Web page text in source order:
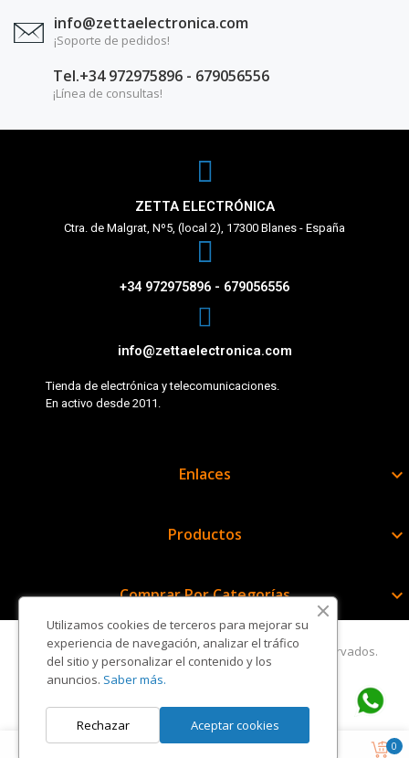
0
info@zettaelectronica.com
¡Soporte de pedidos!
Tel.+34 972975896 - 679056556
¡Línea de consultas!
ZETTA ELECTRÓNICA
Ctra. de Malgrat, Nº5, (local 2), 17300 Blanes - España
+34 972975896 - 679056556
info@zettaelectronica.com
Tienda de electrónica y telecomunicaciones.
En activo desde 2011.
Enlaces 
Productos 
Comprar Por Categorías 
Copyright © Zetta Electrónica. Todos los derechos reservados.
Utilizamos cookies de terceros para mejorar su
experiencia de navegación, analizar el tráfico
del sitio y personalizar el contenido y los
anuncios. Saber más.
Aceptar cookies
Rechazar